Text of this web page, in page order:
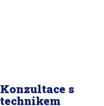
Konzultace s
technikem